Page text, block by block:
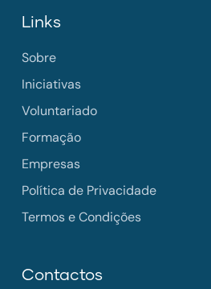
Links
Sobre
Iniciativas
Voluntariado
Formação
Empresas
Política de Privacidade
Termos e Condições
Contactos